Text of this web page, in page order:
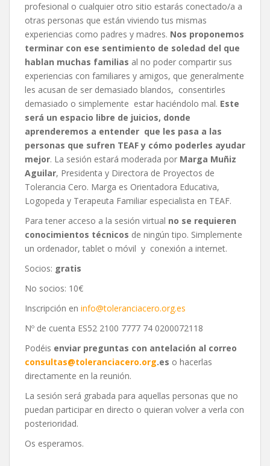
profesional o cualquier otro sitio estarás conectado/a a
otras personas que están viviendo tus mismas
experiencias como padres y madres. Nos proponemos
terminar con ese sentimiento de soledad del que
hablan muchas familias al no poder compartir sus
experiencias con familiares y amigos, que generalmente
les acusan de ser demasiado blandos, consentirles
demasiado o simplemente estar haciéndolo mal. Este
será un espacio libre de juicios, donde
aprenderemos a entender que les pasa a las
personas que sufren TEAF y cómo poderles ayudar
mejor. La sesión estará moderada por Marga Muñiz
Aguilar, Presidenta y Directora de Proyectos de
Tolerancia Cero. Marga es Orientadora Educativa,
Logopeda y Terapeuta Familiar especialista en TEAF.
Para tener acceso a la sesión virtual no se requieren
conocimientos técnicos de ningún tipo. Simplemente
un ordenador, tablet o móvil y conexión a internet.
Socios: gratis
No socios: 10€
Inscripción en info@toleranciacero.org.es
Nº de cuenta ES52 2100 7777 74 0200072118
Podéis enviar preguntas con antelación al correo
consultas@toleranciacero.org.es o hacerlas
directamente en la reunión.
La sesión será grabada para aquellas personas que no
puedan participar en directo o quieran volver a verla con
posterioridad.
Os esperamos.